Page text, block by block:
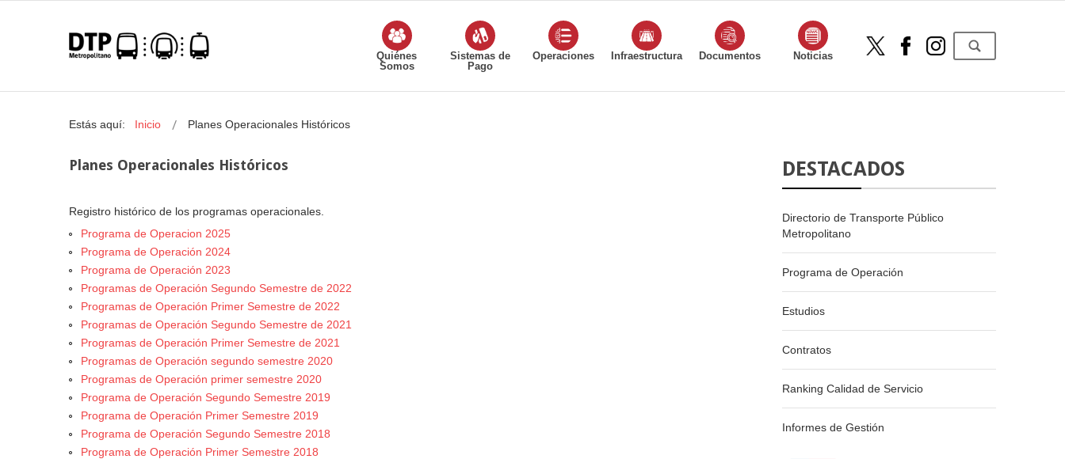
Quiénes
Somos
Sistemas de
Pago
Operaciones Infraestructura Documentos Noticias
Estás aquí: Inicio Planes Operacionales Históricos
Planes Operacionales Históricos
Registro histórico de los programas operacionales.
Programa de Operacion 2025
Programa de Operación 2024
Programa de Operación 2023
Programas de Operación Segundo Semestre de 2022
Programas de Operación Primer Semestre de 2022
Programas de Operación Segundo Semestre de 2021
Programas de Operación Primer Semestre de 2021
Programas de Operación segundo semestre 2020
Programas de Operación primer semestre 2020
Programa de Operación Segundo Semestre 2019
Programa de Operación Primer Semestre 2019
Programa de Operación Segundo Semestre 2018
Programa de Operación Primer Semestre 2018
DESTACADOS
Directorio de Transporte Público
Metropolitano
Programa de Operación
Estudios
Contratos
Ranking Calidad de Servicio
Informes de Gestión